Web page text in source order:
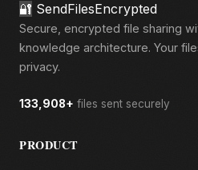
🔐 SendFilesEncrypted
Secure, encrypted file sharing
knowledge architecture. Your
privacy.
133,908+ files sent securely
PRODUCT